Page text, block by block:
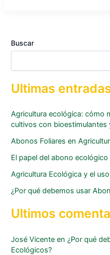
Buscar
Ultimas
Agricultura ecológica: cómo
cultivos con
Abonos Foliares en
El papel del abono
Agricultura Ecológica y el
¿Por qué debemos usar
Ultimos
José Vicente en¿Por qué
Ecológicos?